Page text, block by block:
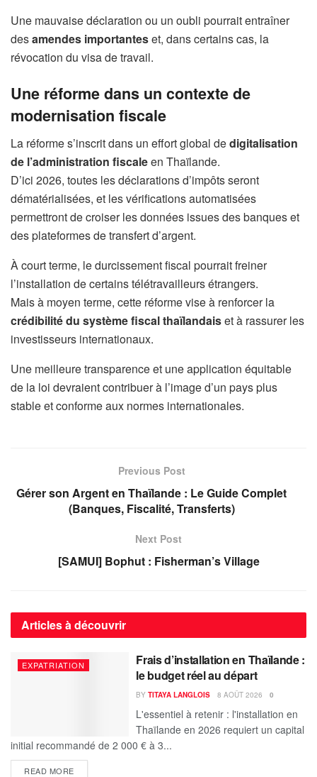
Une mauvaise déclaration ou un oubli pourrait entraîner
desamendes importanteset, dans certains cas, la
révocation du visa de travail.
Une réforme dans un contexte de
modernisation fiscale
La réforme s’inscrit dans un effort global dedigitalisation
de l’administration fiscaleen Thaïlande.
D’ici 2026, toutes les déclarations d’impôts seront
dématérialisées, et les vérifications automatisées
permettront de croiser les données issues des banques et
des plateformes de transfert d’argent.
À court terme, le durcissement fiscal pourrait freiner
l’installation de certains télétravailleurs étrangers.
Mais à moyen terme, cette réforme vise à renforcer la
crédibilité du système fiscal thaïlandaiset à rassurer les
investisseurs internationaux.
Une meilleure transparence et une application équitable
de la loi devraient contribuer à l’image d’un pays plus
stable et conforme aux normes internationales.
Previous Post
Gérer son Argent en Thaïlande : Le Guide Complet
(Banques, Fiscalité, Transferts)
Next Post
[SAMUI] Bophut : Fisherman’s Village
Articles à découvrir
EXPATRIATION
Frais d’installation en Thaïlande :
le budget réel au départ
BY TITAYA LANGLOIS 8 AOÛT 2026 0
L'essentiel à retenir : l'installation en
Thaïlande en 2026 requiert un capital
initial recommandé de 2 000 € à 3...
READ MOREDETAILS